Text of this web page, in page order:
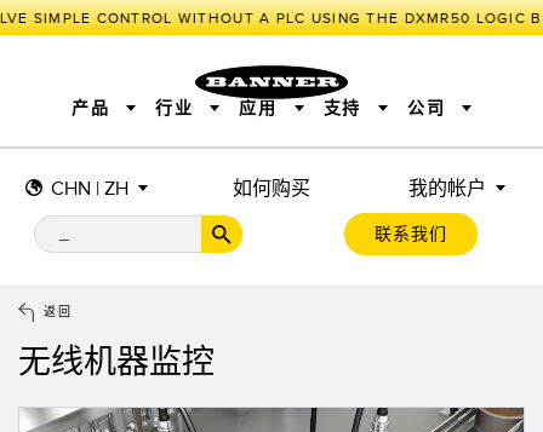
SIMPLE CONTROL WITHOUT A PLC USING THE DXMR50 LOGIC
CHN | ZH 如何购买 我的帐户
联系我们
产品
传感器 测量解决方案
照明和指示
机器安全
工业无线
BARCODE & VISION
绝对值旋转编码器
SNAP SIGNAL
行业 应用
工业物联网与智能工厂
智能传感器
机器防护
追踪和跟踪
拾取指示灯
雷达应用
工业物联网与智能工厂
支持 公司
返回
无线机器监控